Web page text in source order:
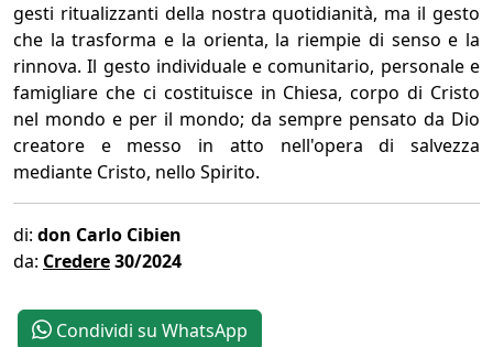
gesti ritualizzanti della nostra quotidianità, ma il gesto
che la trasforma e la orienta, la riempie di senso e la
rinnova. Il gesto individuale e comunitario, personale e
famigliare che ci costituisce in Chiesa, corpo di Cristo
nel mondo e per il mondo; da sempre pensato da Dio
creatore e messo in atto nell'opera di salvezza
mediante Cristo, nello Spirito.
di: don Carlo Cibien
da: Credere30/2024
Condividi su WhatsApp